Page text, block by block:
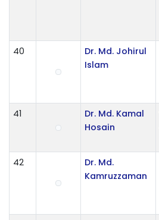
40
Dr. Md. Johirul
Islam
41
Dr. Md. Kamal
Hosain
42
Dr. Md.
Kamruzzaman